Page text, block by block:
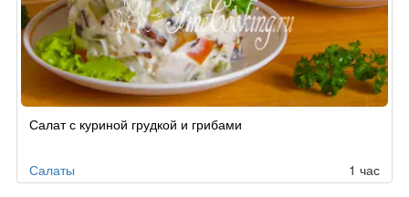
Салат с куриной грудкой и грибами
Салаты 1 час